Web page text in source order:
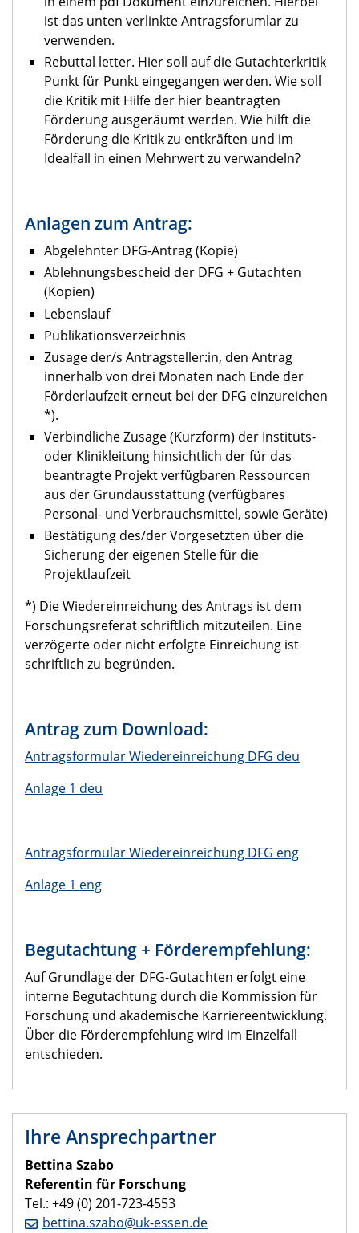
ist das unten verlinkte Antragsforumlar zu
verwenden.
Rebuttal letter. Hier soll auf die Gutachterkritik
Punkt für Punkt eingegangen werden. Wie soll
die Kritik mit Hilfe der hier beantragten
Förderung ausgeräumt werden. Wie hilft die
Förderung die Kritik zu entkräften und im
Idealfall in einen Mehrwert zu verwandeln?
Anlagen zum Antrag:
Abgelehnter DFG-Antrag (Kopie)
Ablehnungsbescheid der DFG + Gutachten
(Kopien)
Lebenslauf
Publikationsverzeichnis
Zusage der/s Antragsteller:in, den Antrag
innerhalb von drei Monaten nach Ende der
Förderlaufzeit erneut bei der DFG einzureichen
*).
Verbindliche Zusage (Kurzform) der Instituts-
oder Klinikleitung hinsichtlich der für das
beantragte Projekt verfügbaren Ressourcen
aus der Grundausstattung (verfügbares
Personal- und Verbrauchsmittel, sowie Geräte)
Bestätigung des/der Vorgesetzten über die
Sicherung der eigenen Stelle für die
Projektlaufzeit
*) Die Wiedereinreichung des Antrags ist dem
Forschungsreferat schriftlich mitzuteilen. Eine
verzögerte oder nicht erfolgte Einreichung ist
schriftlich zu begründen.
Antrag zum Download:
Antragsformular Wiedereinreichung DFG deu
Anlage 1 deu
Antragsformular Wiedereinreichung DFG eng
Anlage 1 eng
Begutachtung + Förderempfehlung:
Auf Grundlage der DFG-Gutachten erfolgt eine
interne Begutachtung durch die Kommission für
Forschung und akademische Karriereentwicklung.
Über die Förderempfehlung wird im Einzelfall
entschieden.
Ihre Ansprechpartner
Bettina Szabo
Referentin für Forschung
Tel.: +49 (0) 201-723-4553
bettina.szabo@uk-essen.de